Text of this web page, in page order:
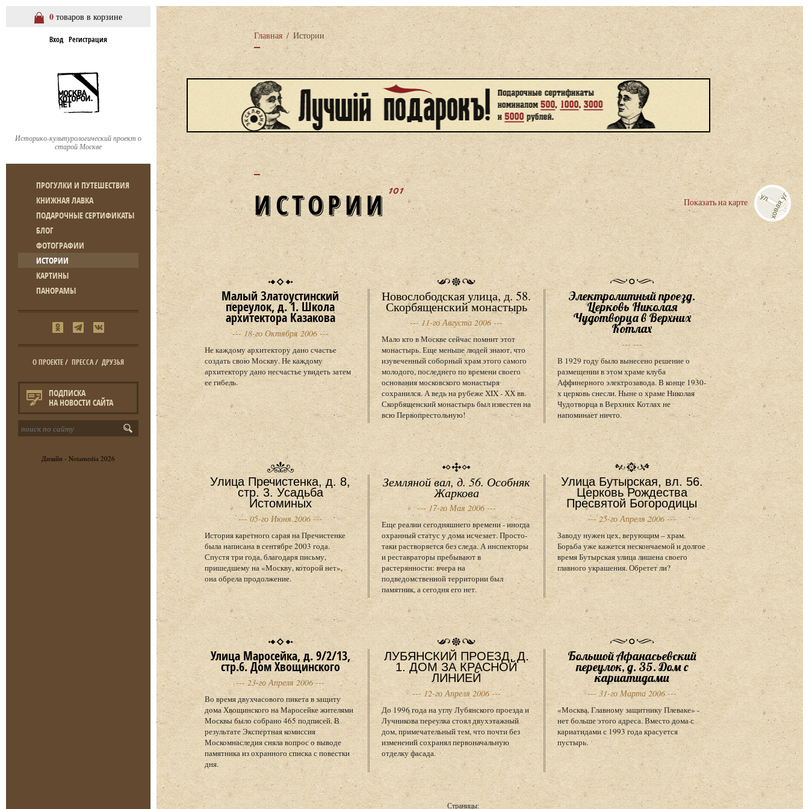
0 товаров в корзине
Вход Регистрация
Историко-культурологический проект о
старой Москве
ПРОГУЛКИ И ПУТЕШЕСТВИЯ
КНИЖНАЯ ЛАВКА
ПОДАРОЧНЫЕ СЕРТИФИКАТЫ
БЛОГ
ФОТОГРАФИИ
ИСТОРИИ
КАРТИНЫ
ПАНОРАМЫ
О ПРОЕКТЕ/ ПРЕССА/ ДРУЗЬЯ
ПОДПИСКА
НА НОВОСТИ САЙТА
Дизайн - Notamedia 2026
Главная / Истории
Показать на карте
ИСТОРИИ 101
Малый Златоустинский
переулок, д. 1. Школа
архитектора Казакова
--- 18-го Октября 2006 ---
Не каждому архитектору дано счастье
создать свою Москву. Не каждому
архитектору дано несчастье увидеть затем
ее гибель.
Новослободская улица, д. 58.
Скорбященский монастырь
--- 11-го Августа 2006 ---
Мало кто в Москве сейчас помнит этот
монастырь. Еще меньше людей знают, что
изувеченный соборный храм этого самого
молодого, последнего по времени своего
основания московского монастыря
сохранился. А ведь на рубеже XIX - ХХ вв.
Скорбященский монастырь был известен на
всю Первопрестольную!
Электролитный проезд.
Церковь Николая
Чудотворца в Верхних
Котлах
--- ---
В 1929 году было вынесено решение о
размещении в этом храме клуба
Аффинерного электрозавода. В конце 1930-
х церковь снесли. Ныне о храме Николая
Чудотворца в Верхних Котлах не
напоминает ничто.
Улица Пречистенка, д. 8,
стр. 3. Усадьба
Истоминых
--- 05-го Июня 2006 ---
История каретного сарая на Пречистенке
была написана в сентябре 2003 года.
Спустя три года, благодаря письму,
пришедшему на «Москву, которой нет»,
она обрела продолжение.
Земляной вал, д. 56. Особняк
Жаркова
--- 17-го Мая 2006 ---
Еще реалии сегодняшнего времени - иногда
охранный статус у дома исчезает. Просто-
таки растворяется без следа. А инспекторы
и реставраторы пребывают в
растерянности: вчера на
подведомственной территории был
памятник, а сегодня его нет.
Улица Бутырская, вл. 56.
Церковь Рождества
Пресвятой Богородицы
--- 25-го Апреля 2006 ---
Заводу нужен цех, верующим – храм.
Борьба уже кажется нескончаемой и долгое
время Бутырская улица лишена своего
главного украшения. Обретет ли?
Улица Маросейка, д. 9/2/13,
стр.6. Дом Хвощинского
--- 23-го Апреля 2006 ---
Во время двухчасового пикета в защиту
дома Хвощинского на Маросейке жителями
Москвы было собрано 465 подписей. В
результате Экспертная комиссия
Москомнаследия сняла вопрос о выводе
памятника из охранного списка с повестки
дня.
ЛУБЯНСКИЙ ПРОЕЗД, Д.
1. ДОМ ЗА КРАСНОЙ
ЛИНИЕЙ
--- 12-го Апреля 2006 ---
До 1996 года на углу Лубянского проезда и
Лучникова переулка стоял двухэтажный
дом, примечательный тем, что почти без
изменений сохранял первоначальную
отделку фасада.
Большой Афанасьевский
переулок, д. 35. Дом с
кариатидами
--- 31-го Марта 2006 ---
«Москва. Главному защитнику Плеваке» -
нет больше этого адреса. Вместо дома с
кариатидами с 1993 года красуется
пустырь.
Страницы: